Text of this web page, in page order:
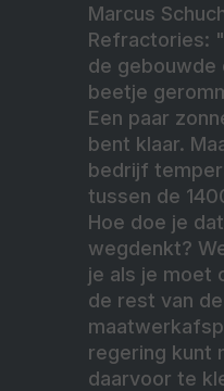
Marcus
Refractories:
de gebouwde
beetje
Een paar
bent klaar.
bedrijf
tussen de
Hoe doe je
wegdenkt?
je als je moet
de rest van
regering kunt
daarvoor te